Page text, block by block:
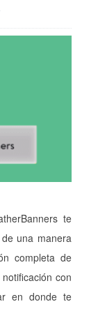
te
una manera
completa de
con
en donde te